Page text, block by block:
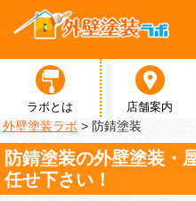
ラボとは 店舗案内
外壁塗装ラボ > 防錆塗装
防錆塗装の外壁塗装・
任せ下さい！